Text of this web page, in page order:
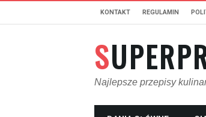
KONTAKT REGULAMIN
Najlepsze przepisy